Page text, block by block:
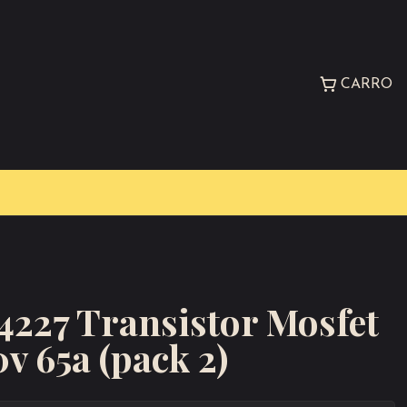
CARRO
Transistor Mosfet
65a (pack 2)